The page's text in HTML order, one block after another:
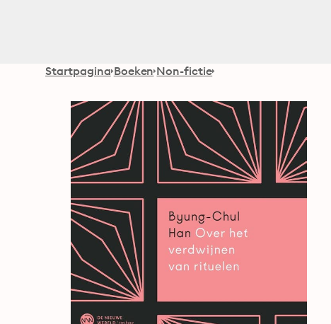
Startpagina Boeken Non-fictie